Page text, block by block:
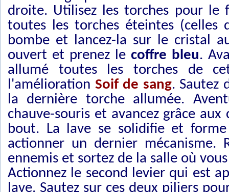
droite. Utilisez les torches pour le
toutes les torches éteintes (celles
bombe et lancez-la sur le cristal
ouvert et prenez lecoffre bleu.
allumé toutes les torches de
l'amélioration Soif de sang. Sautez
la dernière torche allumée.
chauve-souris et avancez grâce
bout. La lave se solidifie et
actionner un dernier mécanisme.
ennemis et sortez de la salle où
Actionnez le second levier qui est
lave. Sautez sur ces deux piliers